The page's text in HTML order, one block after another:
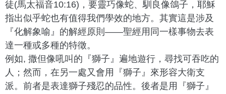
徒(馬太福音10:16)，要靈巧像蛇、馴良像鴿子，耶穌
指出似乎蛇也有值得我們學效的地方。 其實這是涉及
『化解象喻』的解經原則——聖經用同一樣事物去表
達一種或多種的特徵。
例如, 撒但像吼叫的『獅子』遍地遊行，尋找可吞吃的
人；然而， 在另一處又會用『獅子』來形容大衛支
派。 前者是表達獅子殘忍的品性。後者是用『獅子』